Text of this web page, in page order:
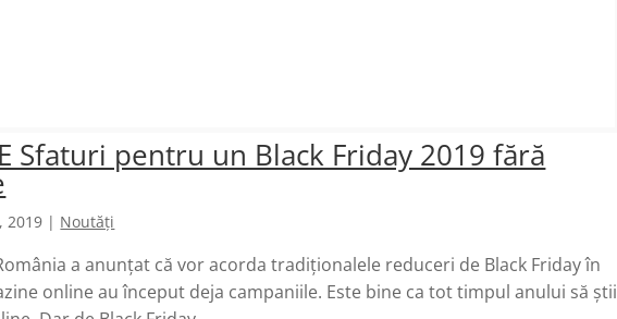
Sfaturi pentru un Black Friday 2019 fără
2019 | Noutăți
a anunțat că vor acorda tradiționalele reduceri de Black Friday în
online au început deja campaniile. Este bine ca tot timpul anului să știi